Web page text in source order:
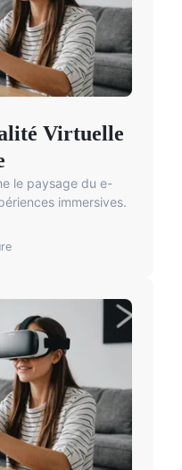
Virtuelle
le paysage du e-
immersives.